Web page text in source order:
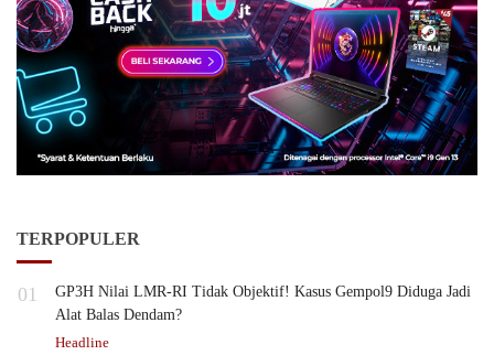
TERPOPULER
01
GP3H Nilai LMR-RI Tidak Objektif! Kasus Gempol9 Diduga Jadi
Alat Balas Dendam?
Headline